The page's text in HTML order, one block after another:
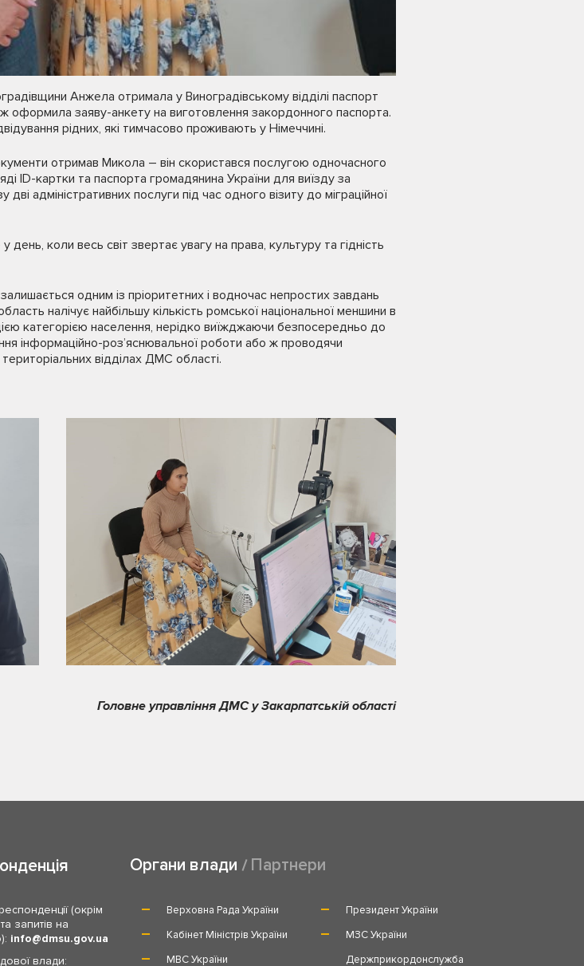
Анжела отримала у Виноградівському відділі паспорт
оформила заяву-анкету на виготовлення закордонного паспорта.
рідних, які тимчасово проживають у Німеччині.
отримав Микола – він скористався послугою одночасного
ID-картки та паспорта громадянина України для виїзду за
адміністративних послуги під час одного візиту до міграційної
коли весь світ звертає увагу на права, культуру та гідність
одним із пріоритетних і водночас непростих завдань
налічує найбільшу кількість ромської національної меншини в
категорією населення, нерідко виїжджаючи безпосередньо до
інформаційно-розʼяснювальної роботи або ж проводячи
відділах ДМС області.
Головне управління ДМС у Закарпатській області
(окрім
запитів на
info
dmsu.gov.ua
влади:
Органи влади Партнери
Верховна Рада України
Президент України
Кабінет Міністрів України
МЗС України
МВС України
Держприкордонслужба